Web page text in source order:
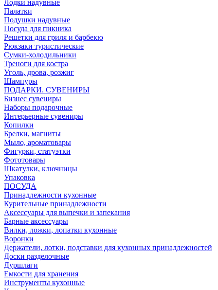
Лодки надувные
Палатки
Подушки надувные
Посуда для пикника
Решетки для гриля и барбекю
Рюкзаки туристические
Сумки-холодильники
Треноги для костра
Уголь, дрова, розжиг
Шампуры
ПОДАРКИ. СУВЕНИРЫ
Бизнес сувениры
Наборы подарочные
Интерьерные сувениры
Копилки
Брелки, магниты
Мыло, ароматовары
Фигурки, статуэтки
Фототовары
Шкатулки, ключницы
Упаковка
ПОСУДА
Принадлежности кухонные
Курительные принадлежности
Аксессуары для выпечки и запекания
Барные аксессуары
Вилки, ложки, лопатки кухонные
Воронки
Держатели, лотки, подставки для кухонных принадлежностей
Доски разделочные
Дуршлаги
Емкости для хранения
Инструменты кухонные